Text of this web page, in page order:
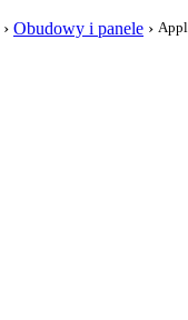
› Obudowy i panele ›